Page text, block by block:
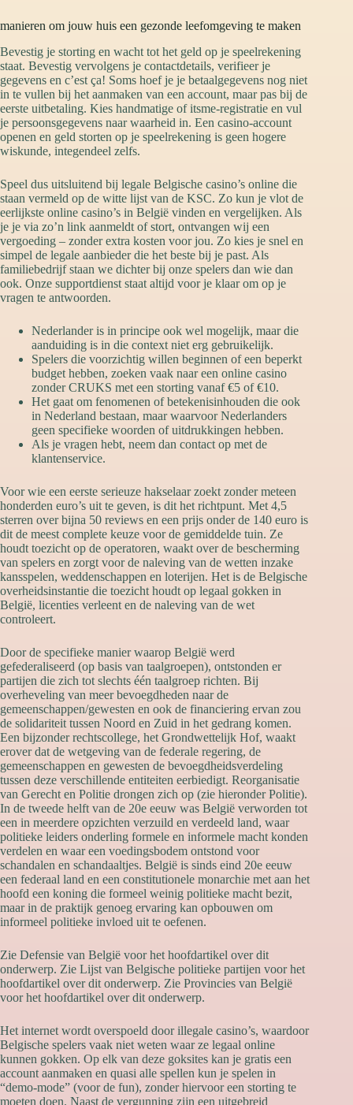
manieren om jouw huis een gezonde leefomgeving te maken
Bevestig je storting en wacht tot het geld op je speelrekening
staat. Bevestig vervolgens je contactdetails, verifieer je
gegevens en c’est ça! Soms hoef je je betaalgegevens nog niet
in te vullen bij het aanmaken van een account, maar pas bij de
eerste uitbetaling. Kies handmatige of itsme-registratie en vul
je persoonsgegevens naar waarheid in. Een casino-account
openen en geld storten op je speelrekening is geen hogere
wiskunde, integendeel zelfs.
Speel dus uitsluitend bij legale Belgische casino’s online die
staan vermeld op de witte lijst van de KSC. Zo kun je vlot de
eerlijkste online casino’s in België vinden en vergelijken. Als
je je via zo’n link aanmeldt of stort, ontvangen wij een
vergoeding – zonder extra kosten voor jou. Zo kies je snel en
simpel de legale aanbieder die het beste bij je past. Als
familiebedrijf staan we dichter bij onze spelers dan wie dan
ook. Onze supportdienst staat altijd voor je klaar om op je
vragen te antwoorden.
Nederlander is in principe ook wel mogelijk, maar die
aanduiding is in die context niet erg gebruikelijk.
Spelers die voorzichtig willen beginnen of een beperkt
budget hebben, zoeken vaak naar een online casino
zonder CRUKS met een storting vanaf €5 of €10.
Het gaat om fenomenen of betekenisinhouden die ook
in Nederland bestaan, maar waarvoor Nederlanders
geen specifieke woorden of uitdrukkingen hebben.
Als je vragen hebt, neem dan contact op met de
klantenservice.
Voor wie een eerste serieuze hakselaar zoekt zonder meteen
honderden euro’s uit te geven, is dit het richtpunt. Met 4,5
sterren over bijna 50 reviews en een prijs onder de 140 euro is
dit de meest complete keuze voor de gemiddelde tuin. Ze
houdt toezicht op de operatoren, waakt over de bescherming
van spelers en zorgt voor de naleving van de wetten inzake
kansspelen, weddenschappen en loterijen. Het is de Belgische
overheidsinstantie die toezicht houdt op legaal gokken in
België, licenties verleent en de naleving van de wet
controleert.
Door de specifieke manier waarop België werd
gefederaliseerd (op basis van taalgroepen), ontstonden er
partijen die zich tot slechts één taalgroep richten. Bij
overheveling van meer bevoegdheden naar de
gemeenschappen/gewesten en ook de financiering ervan zou
de solidariteit tussen Noord en Zuid in het gedrang komen.
Een bijzonder rechtscollege, het Grondwettelijk Hof, waakt
erover dat de wetgeving van de federale regering, de
gemeenschappen en gewesten de bevoegdheidsverdeling
tussen deze verschillende entiteiten eerbiedigt. Reorganisatie
van Gerecht en Politie drongen zich op (zie hieronder Politie).
In de tweede helft van de 20e eeuw was België verworden tot
een in meerdere opzichten verzuild en verdeeld land, waar
politieke leiders onderling formele en informele macht konden
verdelen en waar een voedingsbodem ontstond voor
schandalen en schandaaltjes. België is sinds eind 20e eeuw
een federaal land en een constitutionele monarchie met aan het
hoofd een koning die formeel weinig politieke macht bezit,
maar in de praktijk genoeg ervaring kan opbouwen om
informeel politieke invloed uit te oefenen.
Zie Defensie van België voor het hoofdartikel over dit
onderwerp. Zie Lijst van Belgische politieke partijen voor het
hoofdartikel over dit onderwerp. Zie Provincies van België
voor het hoofdartikel over dit onderwerp.
Het internet wordt overspoeld door illegale casino’s, waardoor
Belgische spelers vaak niet weten waar ze legaal online
kunnen gokken. Op elk van deze goksites kan je gratis een
account aanmaken en quasi alle spellen kun je spelen in
“demo-mode” (voor de fun), zonder hiervoor een storting te
moeten doen. Naast de vergunning zijn een uitgebreid